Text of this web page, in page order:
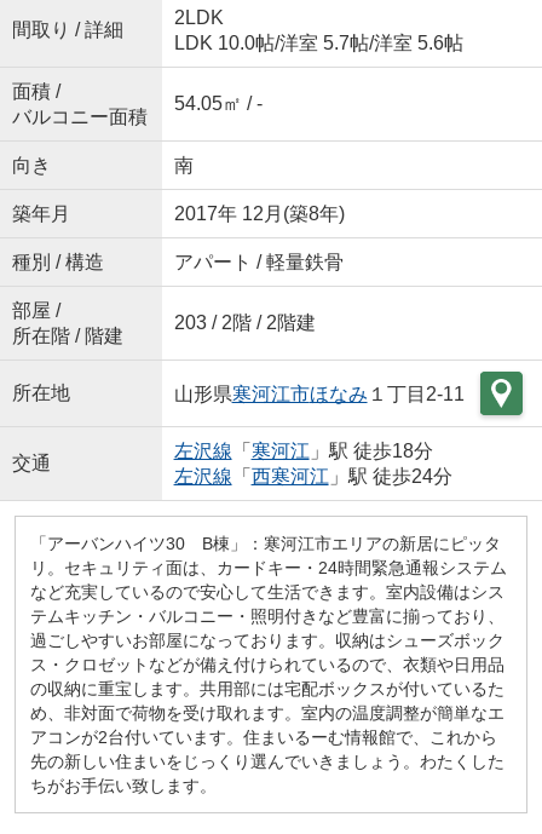
間取り / 詳細
2LDK
LDK 10.0帖/洋室 5.7帖/洋室 5.6帖
面積 /
バルコニー面積
54.05㎡ / -
向き 南
築年月 2017年 12月(築8年)
種別 / 構造 アパート / 軽量鉄骨
部屋 /
所在階 / 階建
203 / 2階 / 2階建
所在地 山形県寒河江市ほなみ １丁目2-11
交通
左沢線 「 寒河江 」駅 徒歩18分
左沢線 「 西寒河江 」駅 徒歩24分
「アーバンハイツ30 B棟」：寒河江市エリアの新居にピッタ
リ。セキュリティ面は、カードキー・24時間緊急通報システム
など充実しているので安心して生活できます。室内設備はシス
テムキッチン・バルコニー・照明付きなど豊富に揃っており、
過ごしやすいお部屋になっております。収納はシューズボック
ス・クロゼットなどが備え付けられているので、衣類や日用品
の収納に重宝します。共用部には宅配ボックスが付いているた
め、非対面で荷物を受け取れます。室内の温度調整が簡単なエ
アコンが2台付いています。住まいるーむ情報館で、これから
先の新しい住まいをじっくり選んでいきましょう。わたくした
ちがお手伝い致します。